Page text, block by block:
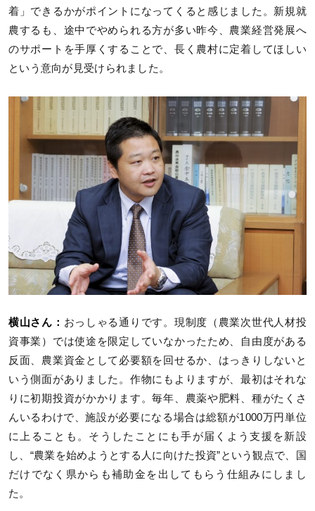
着」できるかがポイントになってくると感じました。新規就
農するも、途中でやめられる方が多い昨今、農業経営発展へ
のサポートを手厚くすることで、長く農村に定着してほしい
という意向が見受けられました。
横山さん： おっしゃる通りです。現制度（農業次世代人材投
資事業）では使途を限定していなかったため、自由度がある
反面、農業資金として必要額を回せるか、はっきりしないと
いう側面がありました。作物にもよりますが、最初はそれな
りに初期投資がかかります。毎年、農薬や肥料、種がたくさ
んいるわけで、施設が必要になる場合は総額が1000万円単位
に上ることも。そうしたことにも手が届くよう支援を新設
し、“農業を始めようとする人に向けた投資”という観点で、国
だけでなく県からも補助金を出してもらう仕組みにしまし
た。